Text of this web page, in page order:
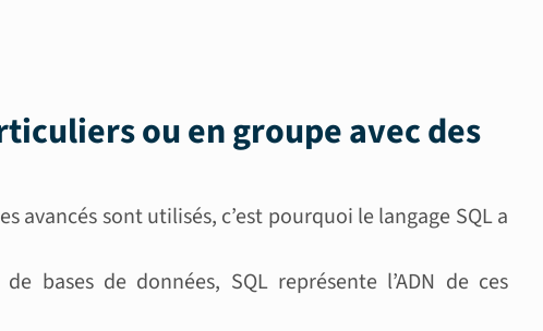
ou en groupeavec des
avancés sont utilisés, c’est pourquoi le langage SQL a
bases de données, SQL représente l’ADN de ces